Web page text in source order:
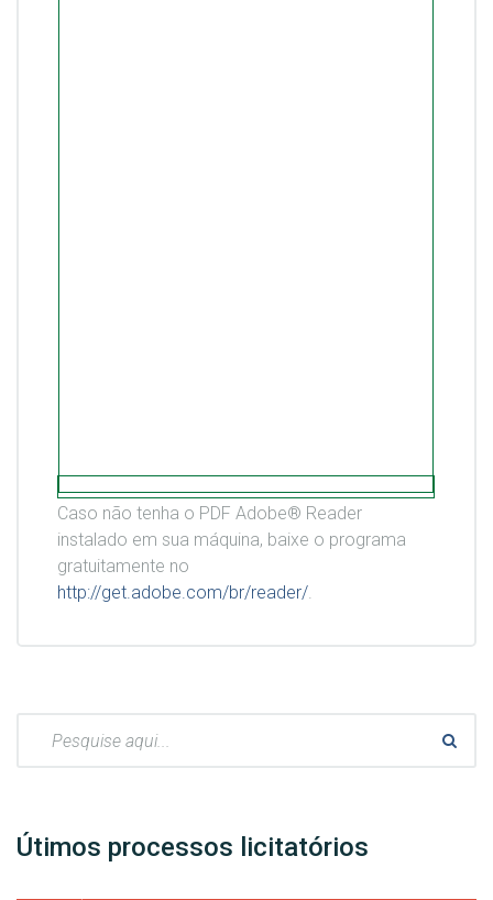
Caso não tenha o PDF Adobe® Reader
instalado em sua máquina, baixe o programa
gratuitamente no
http://get.adobe.com/br/reader/.
Útimos processos licitatórios